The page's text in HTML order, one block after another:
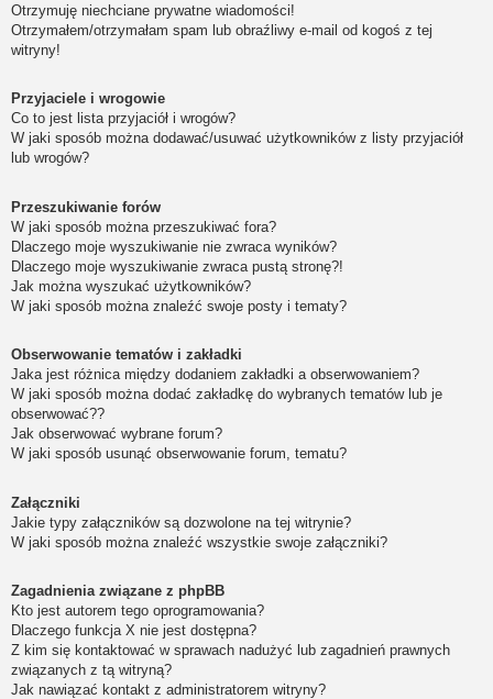
Otrzymuję niechciane prywatne wiadomości!
Otrzymałem/otrzymałam spam lub obraźliwy e-mail od kogoś z tej
witryny!
Przyjaciele i wrogowie
Co to jest lista przyjaciół i wrogów?
W jaki sposób można dodawać/usuwać użytkowników z listy przyjaciół
lub wrogów?
Przeszukiwanie forów
W jaki sposób można przeszukiwać fora?
Dlaczego moje wyszukiwanie nie zwraca wyników?
Dlaczego moje wyszukiwanie zwraca pustą stronę?!
Jak można wyszukać użytkowników?
W jaki sposób można znaleźć swoje posty i tematy?
Obserwowanie tematów i zakładki
Jaka jest różnica między dodaniem zakładki a obserwowaniem?
W jaki sposób można dodać zakładkę do wybranych tematów lub je
obserwować??
Jak obserwować wybrane forum?
W jaki sposób usunąć obserwowanie forum, tematu?
Załączniki
Jakie typy załączników są dozwolone na tej witrynie?
W jaki sposób można znaleźć wszystkie swoje załączniki?
Zagadnienia związane z phpBB
Kto jest autorem tego oprogramowania?
Dlaczego funkcja X nie jest dostępna?
Z kim się kontaktować w sprawach nadużyć lub zagadnień prawnych
związanych z tą witryną?
Jak nawiązać kontakt z administratorem witryny?